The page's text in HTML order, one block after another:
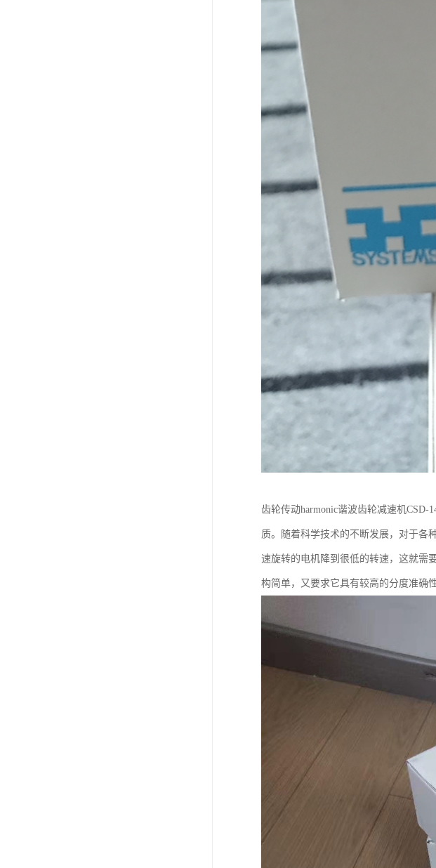
齿轮传动harmonic谐波齿轮减速机
质。随着科学技术的不断发展，对于各
速旋转的电机降到很低的转速，这就需
构简单，又要求它具有较高的分度准确